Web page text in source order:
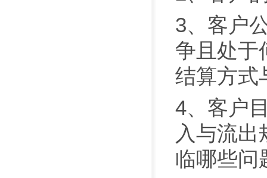
3、客户
争且处于
结算方式
4、客户
入与流
临哪些问